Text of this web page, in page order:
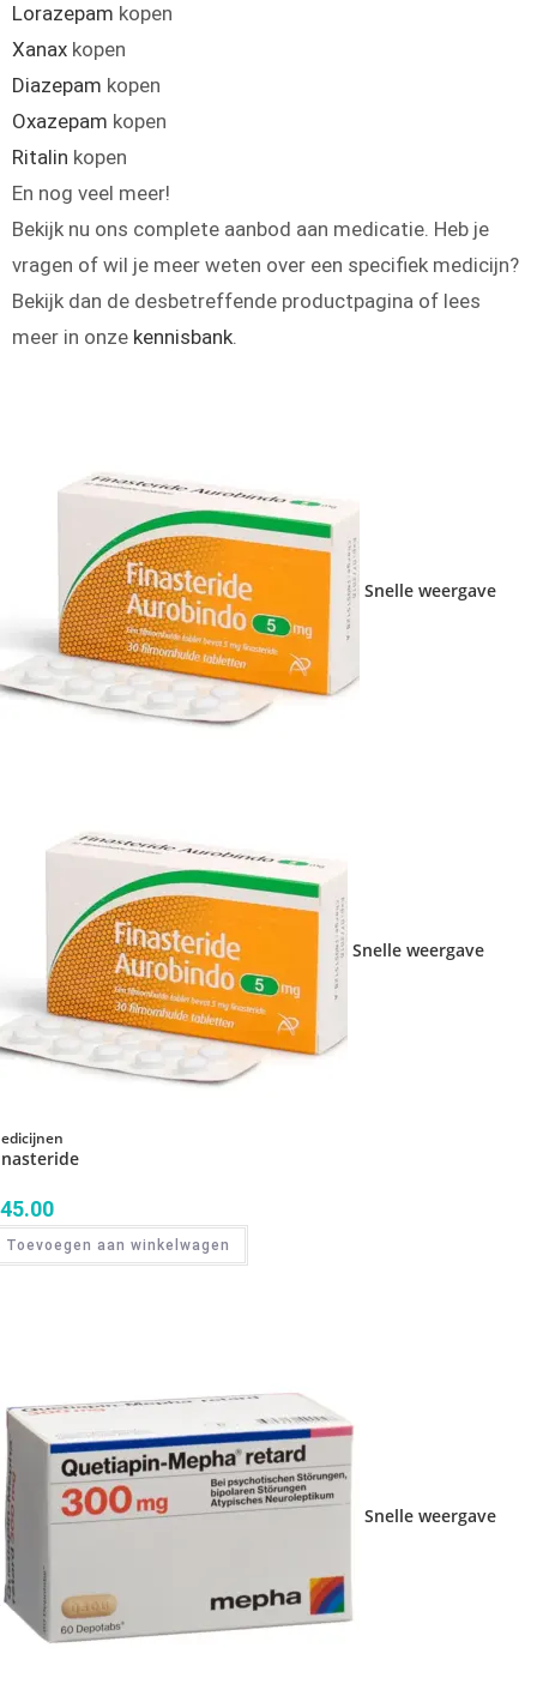
Lorazepam kopen
Xanax kopen
Diazepam kopen
Oxazepam kopen
Ritalin kopen
En nog veel meer!
Bekijk nu ons complete aanbod aan medicatie. Heb je
vragen of wil je meer weten over een specifiek medicijn?
Bekijk dan de desbetreffende productpagina of lees
meer in onze kennisbank.
Snelle weergave
Snelle weergave
45.00
Toevoegen aan winkelwagen
Snelle weergave